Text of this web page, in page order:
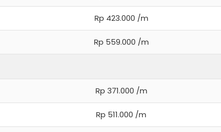
Rp 423.000 /m
Rp 559.000 /m
Rp 371.000 /m
Rp 511.000 /m